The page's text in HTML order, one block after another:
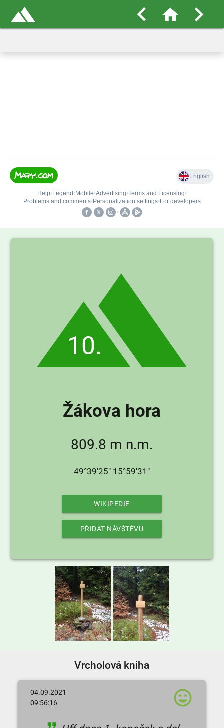
10.
Žákova hora
809.8 m n.m.
49°39'25" 15°59'31"
WIKIPEDIE
PŘIDAT NÁVŠTĚVU
Vrcholová kniha
04.09.2021
09:56:16